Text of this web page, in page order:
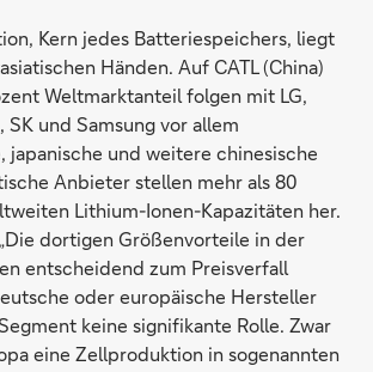
Kern jedes Batteriespeichers, liegt
Händen. Auf CATL (China)
Weltmarktanteil folgen mit LG,
SK und Samsung vor allem
japanische und weitere chinesische
Anbieter stellen mehr als 80
Lithium-Ionen-Kapazitäten her.
dortigen Größenvorteile in der
entscheidend zum Preisverfall
oder europäische Hersteller
keine signifikante Rolle. Zwar
eine Zellproduktion in sogenannten